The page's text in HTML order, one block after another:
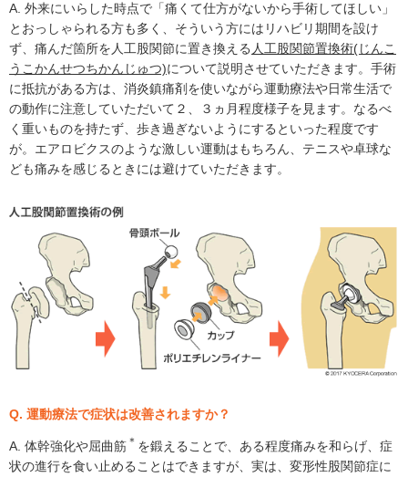
A. 外来にいらした時点で「痛くて仕方がないから手術してほしい」
とおっしゃられる方も多く、そういう方にはリハビリ期間を設け
ず、痛んだ箇所を人工股関節に置き換える 人工股関節置換術(じんこ
うこかんせつちかんじゅつ)について説明させていただきます。手術
に抵抗がある方は、消炎鎮痛剤を使いながら運動療法や日常生活で
の動作に注意していただいて２、３ヵ月程度様子を見ます。なるべ
く重いものを持たず、歩き過ぎないようにするといった程度です
が。エアロビクスのような激しい運動はもちろん、テニスや卓球な
ども痛みを感じるときには避けていただきます。
Q. 運動療法で症状は改善されますか？
A. 体幹強化や屈曲筋 ＊ を鍛えることで、ある程度痛みを和らげ、症
状の進行を食い止めることはできますが、実は、変形性股関節症に